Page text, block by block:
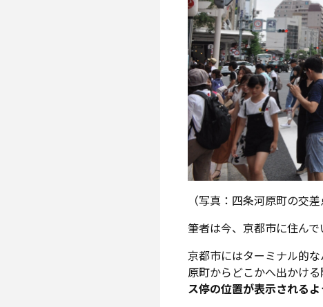
（写真：四条河原町の交
筆者は今、京都市に住んで
京都市にはターミナル的
原町からどこかへ出かけ
ス停の位置が表示される